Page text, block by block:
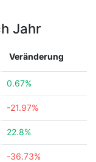
Jahr
Veränderung
0.67%
-21.97%
22.8%
-36.73%